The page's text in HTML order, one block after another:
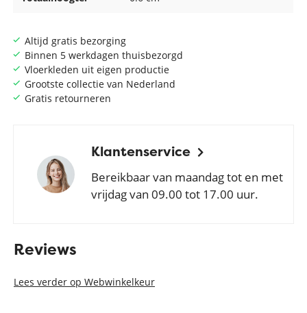
Altijd gratis bezorging
Binnen 5 werkdagen thuisbezorgd
Vloerkleden uit eigen productie
Grootste collectie van Nederland
Gratis retourneren
Klantenservice
Bereikbaar van maandag tot en met
vrijdag van 09.00 tot 17.00 uur.
Reviews
Lees verder op Webwinkelkeur